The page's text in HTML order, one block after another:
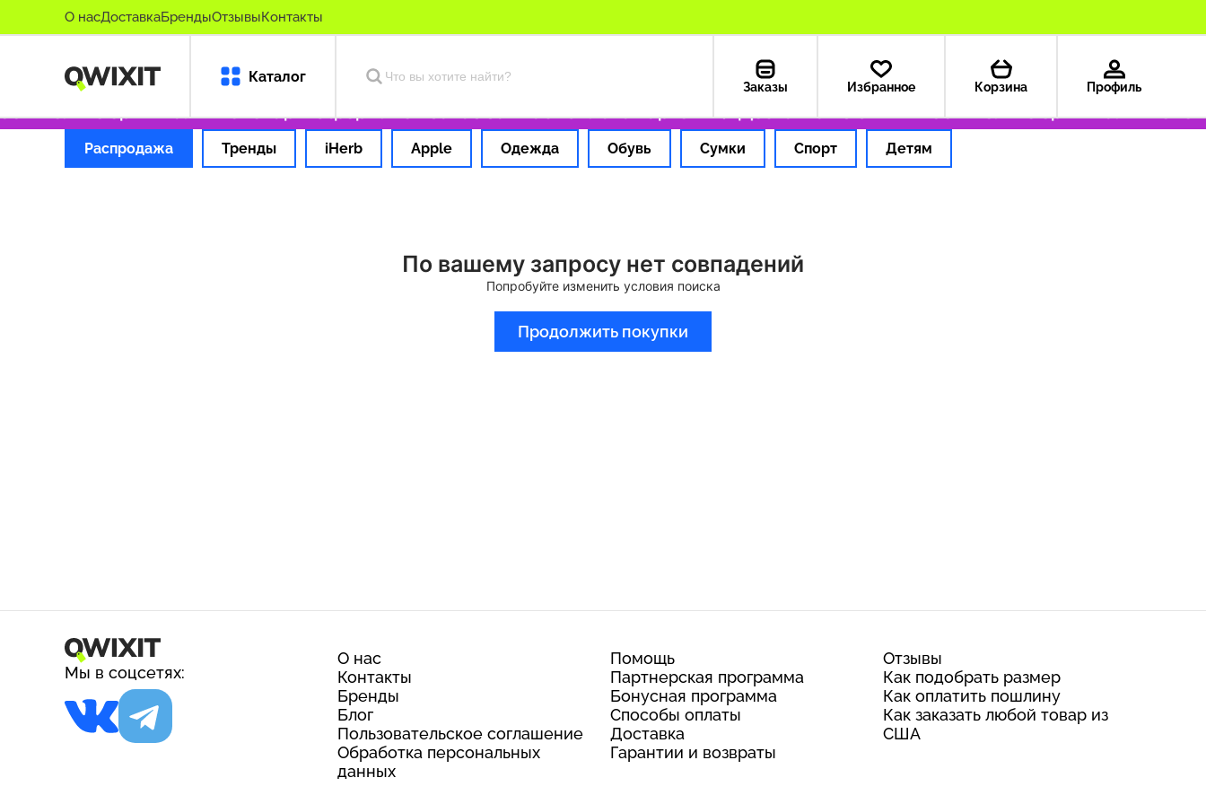
О насДоставкаБрендыОтзывыКонтакты
Каталог
Заказы Избранное Корзина Профиль
₽ Только оригинальные товары Оформляем заказ за 1 час Оплата картой РФ Доставка из США — 199 ₽ Только оригинальные
Распродажа Тренды iHerb Apple Одежда Обувь Сумки Спорт Детям
По вашему запросу нет совпадений
Попробуйте изменить условия поиска
Продолжить покупки
Мы в соцсетях:
О нас
Контакты
Бренды
Блог
Пользовательское соглашение
Обработка персональных
данных
Помощь
Партнерская программа
Бонусная программа
Способы оплаты
Доставка
Гарантии и возвраты
Отзывы
Как подобрать размер
Как оплатить пошлину
Как заказать любой товар из
США